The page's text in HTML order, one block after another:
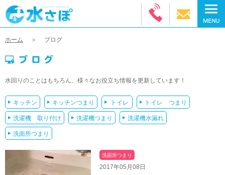
ホーム ブログ
水回りのことはもちろん、様々なお役立ち情報を更新しています！
キッチン キッチンつまり トイレ トイレ つまり
洗濯機 取り付け 洗濯機つまり 洗濯機水漏れ
洗面所つまり
洗面所つまり
2017年05月08日